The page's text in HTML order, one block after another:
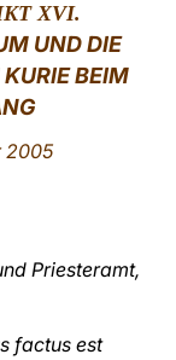
XVI.
UND DIE
BEIM
2005
Priesteramt,
factus est